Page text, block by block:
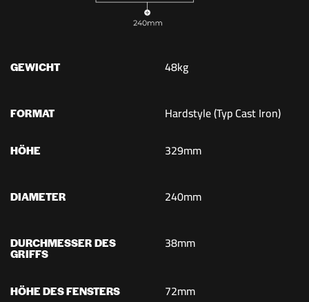
GEWICHT 48kg
FORMAT Hardstyle (Typ Cast Iron)
HÖHE 329mm
DIAMETER 240mm
DURCHMESSER DES
GRIFFS
38mm
HÖHE DES FENSTERS 72mm